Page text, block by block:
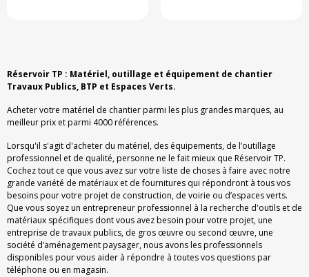
Réservoir TP : Matériel, outillage et équipement de chantier
Travaux Publics, BTP et Espaces Verts.
Acheter votre matériel de chantier parmi les plus grandes marques, au
meilleur prix et parmi 4000 références.
Lorsqu'il s'agit d'acheter du matériel, des équipements, de l’outillage
professionnel et de qualité, personne ne le fait mieux que Réservoir TP.
Cochez tout ce que vous avez sur votre liste de choses à faire avec notre
grande variété de matériaux et de fournitures qui répondront à tous vos
besoins pour votre projet de construction, de voirie ou d’espaces verts.
Que vous soyez un entrepreneur professionnel à la recherche d'outils et de
matériaux spécifiques dont vous avez besoin pour votre projet, une
entreprise de travaux publics, de gros œuvre ou second œuvre, une
société d’aménagement paysager, nous avons les professionnels
disponibles pour vous aider à répondre à toutes vos questions par
téléphone ou en magasin.